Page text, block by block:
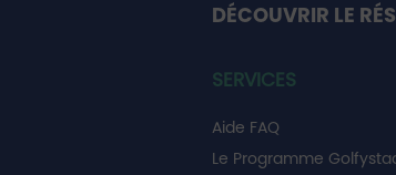
DÉCOUVRIR LE
SERVICES
Aide FAQ
Le Programme